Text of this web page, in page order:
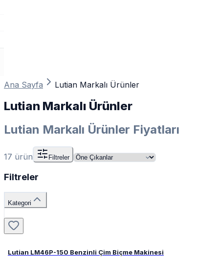
Ana Sayfa Lutian Markalı Ürünler
Lutian Markalı Ürünler
Lutian Markalı Ürünler Fiyatları
17 ürün Filtreler
Filtreler
Kategori
Lutian LM46P-150 Benzinli Çim Biçme Makinesi